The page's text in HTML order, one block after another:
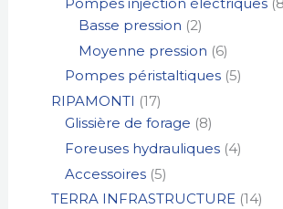
Basse pression 2
Moyenne pression 6
Pompes péristaltiques 5
RIPAMONTI 17
Glissière de forage 8
Foreuses hydrauliques 4
Accessoires 5
TERRA INFRASTRUCTURE 14